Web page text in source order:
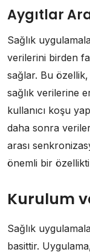
Aygıtlar
Sağlık
verilerini birden
sağlar. Bu özellik,
sağlık verilerine
kullanıcı koşu
daha sonra
arası
önemli bir
Kurulum
Sağlık
basittir.